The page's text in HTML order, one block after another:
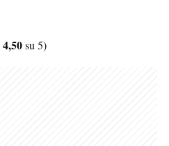
4,50su 5)